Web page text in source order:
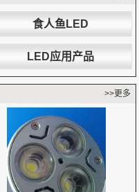
食人鱼LED
LED应用产品
>>更多